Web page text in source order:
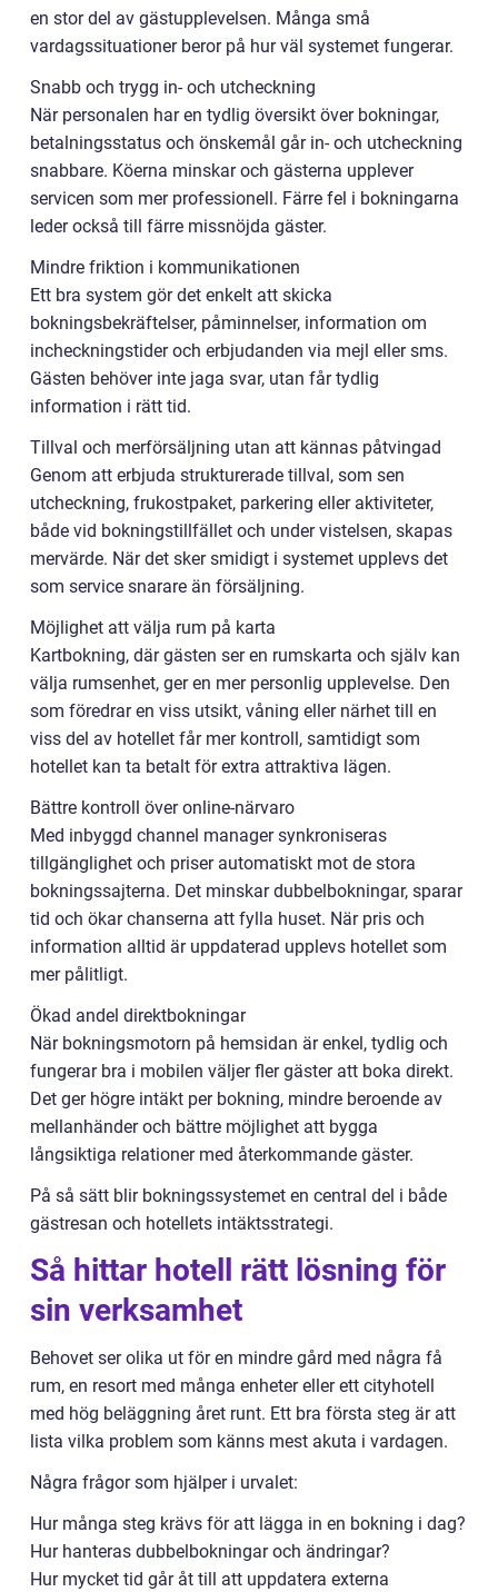
en stor del av gästupplevelsen. Många små
vardagssituationer beror på hur väl systemet fungerar.
Snabb och trygg in- och utcheckning
När personalen har en tydlig översikt över bokningar,
betalningsstatus och önskemål går in- och utcheckning
snabbare. Köerna minskar och gästerna upplever
servicen som mer professionell. Färre fel i bokningarna
leder också till färre missnöjda gäster.
Mindre friktion i kommunikationen
Ett bra system gör det enkelt att skicka
bokningsbekräftelser, påminnelser, information om
incheckningstider och erbjudanden via mejl eller sms.
Gästen behöver inte jaga svar, utan får tydlig
information i rätt tid.
Tillval och merförsäljning utan att kännas påtvingad
Genom att erbjuda strukturerade tillval, som sen
utcheckning, frukostpaket, parkering eller aktiviteter,
både vid bokningstillfället och under vistelsen, skapas
mervärde. När det sker smidigt i systemet upplevs det
som service snarare än försäljning.
Möjlighet att välja rum på karta
Kartbokning, där gästen ser en rumskarta och själv kan
välja rumsenhet, ger en mer personlig upplevelse. Den
som föredrar en viss utsikt, våning eller närhet till en
viss del av hotellet får mer kontroll, samtidigt som
hotellet kan ta betalt för extra attraktiva lägen.
Bättre kontroll över online-närvaro
Med inbyggd channel manager synkroniseras
tillgänglighet och priser automatiskt mot de stora
bokningssajterna. Det minskar dubbelbokningar, sparar
tid och ökar chanserna att fylla huset. När pris och
information alltid är uppdaterad upplevs hotellet som
mer pålitligt.
Ökad andel direktbokningar
När bokningsmotorn på hemsidan är enkel, tydlig och
fungerar bra i mobilen väljer fler gäster att boka direkt.
Det ger högre intäkt per bokning, mindre beroende av
mellanhänder och bättre möjlighet att bygga
långsiktiga relationer med återkommande gäster.
På så sätt blir bokningssystemet en central del i både
gästresan och hotellets intäktsstrategi.
Så hittar hotell rätt lösning för
sin verksamhet
Behovet ser olika ut för en mindre gård med några få
rum, en resort med många enheter eller ett cityhotell
med hög beläggning året runt. Ett bra första steg är att
lista vilka problem som känns mest akuta i vardagen.
Några frågor som hjälper i urvalet:
Hur många steg krävs för att lägga in en bokning i dag?
Hur hanteras dubbelbokningar och ändringar?
Hur mycket tid går åt till att uppdatera externa